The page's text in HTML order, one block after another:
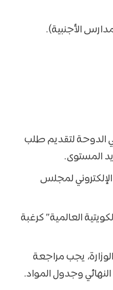
الأجنبية).
الدوحة لتقديم طلب
المستوى.
لمجلس
العالمية” كرغبة
يجب مراجعة
وجدول المواد.